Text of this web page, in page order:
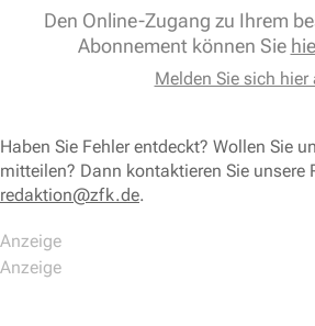
Den Online-Zugang zu Ihrem
Abonnement können Sie
Melden Sie sich hier
Haben Sie Fehler entdeckt? Wollen Sie
mitteilen? Dann kontaktieren Sie unsere
redaktion@zfk.de.